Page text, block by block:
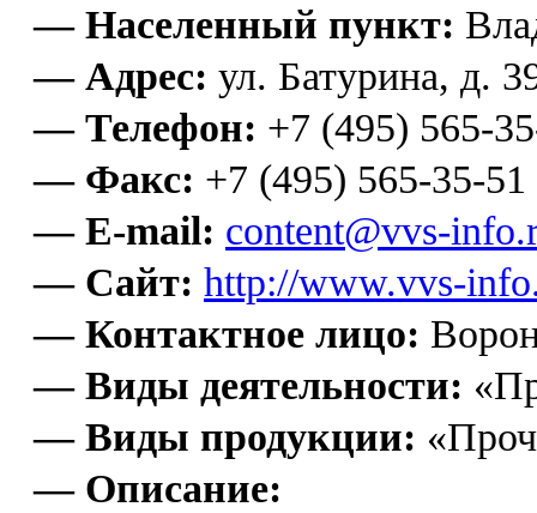
— Населенный пункт:
— Адрес: ул. Батурина, д.
— Телефон: +7 (495) 565-
— Факс: +7 (495) 565-35-51
— E-mail: content@vvs-
— Сайт: http://www.vvs-
— Контактное лицо:
— Виды деятельности:
— Виды продукции:
— Описание: